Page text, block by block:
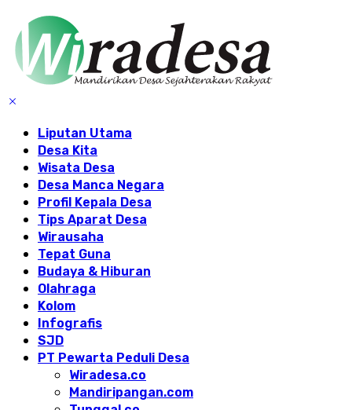
Liputan Utama
Desa Kita
Wisata Desa
Desa Manca Negara
Profil Kepala Desa
Tips Aparat Desa
Wirausaha
Tepat Guna
Budaya & Hiburan
Olahraga
Kolom
Infografis
SJD
PT Pewarta Peduli Desa
Wiradesa.co
Mandiripangan.com